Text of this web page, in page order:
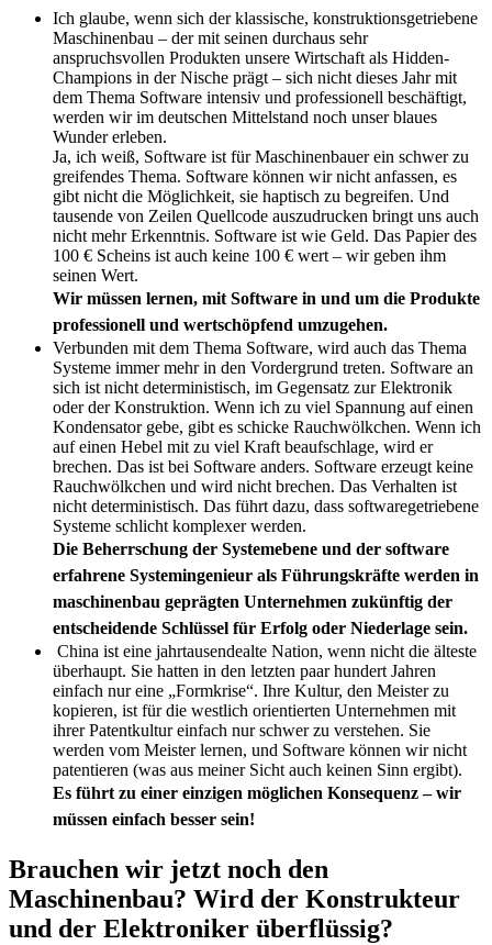
Ich glaube, wenn sich der klassische, konstruktionsgetriebene
Maschinenbau – der mit seinen durchaus sehr
anspruchsvollen Produkten unsere Wirtschaft als Hidden-
Champions in der Nische prägt – sich nicht dieses Jahr mit
dem Thema Software intensiv und professionell beschäftigt,
werden wir im deutschen Mittelstand noch unser blaues
Wunder erleben.
Ja, ich weiß, Software ist für Maschinenbauer ein schwer zu
greifendes Thema. Software können wir nicht anfassen, es
gibt nicht die Möglichkeit, sie haptisch zu begreifen. Und
tausende von Zeilen Quellcode auszudrucken bringt uns auch
nicht mehr Erkenntnis. Software ist wie Geld. Das Papier des
100 € Scheins ist auch keine 100 € wert – wir geben ihm
seinen Wert.
Wir müssen lernen, mit Software in und um die Produkte
professionell und wertschöpfend umzugehen.
Verbunden mit dem Thema Software, wird auch das Thema
Systeme immer mehr in den Vordergrund treten. Software an
sich ist nicht deterministisch, im Gegensatz zur Elektronik
oder der Konstruktion. Wenn ich zu viel Spannung auf einen
Kondensator gebe, gibt es schicke Rauchwölkchen. Wenn ich
auf einen Hebel mit zu viel Kraft beaufschlage, wird er
brechen. Das ist bei Software anders. Software erzeugt keine
Rauchwölkchen und wird nicht brechen. Das Verhalten ist
nicht deterministisch. Das führt dazu, dass softwaregetriebene
Systeme schlicht komplexer werden.
Die Beherrschung der Systemebene und der software
erfahrene Systemingenieur als Führungskräfte werden in
maschinenbau geprägten Unternehmen zukünftig der
entscheidende Schlüssel für Erfolg oder Niederlage sein.
China ist eine jahrtausendealte Nation, wenn nicht die älteste
überhaupt. Sie hatten in den letzten paar hundert Jahren
einfach nur eine „Formkrise“. Ihre Kultur, den Meister zu
kopieren, ist für die westlich orientierten Unternehmen mit
ihrer Patentkultur einfach nur schwer zu verstehen. Sie
werden vom Meister lernen, und Software können wir nicht
patentieren (was aus meiner Sicht auch keinen Sinn ergibt).
Es führt zu einer einzigen möglichen Konsequenz – wir
müssen einfach besser sein!
Brauchen wir jetzt noch den
Maschinenbau? Wird der Konstrukteur
und der Elektroniker überflüssig?